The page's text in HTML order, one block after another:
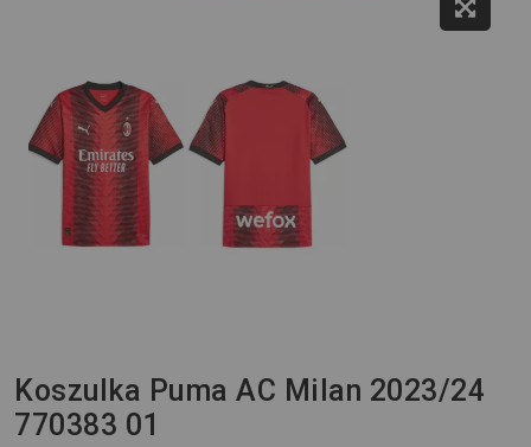
Koszulka Puma AC Milan 2023/24
770383 01